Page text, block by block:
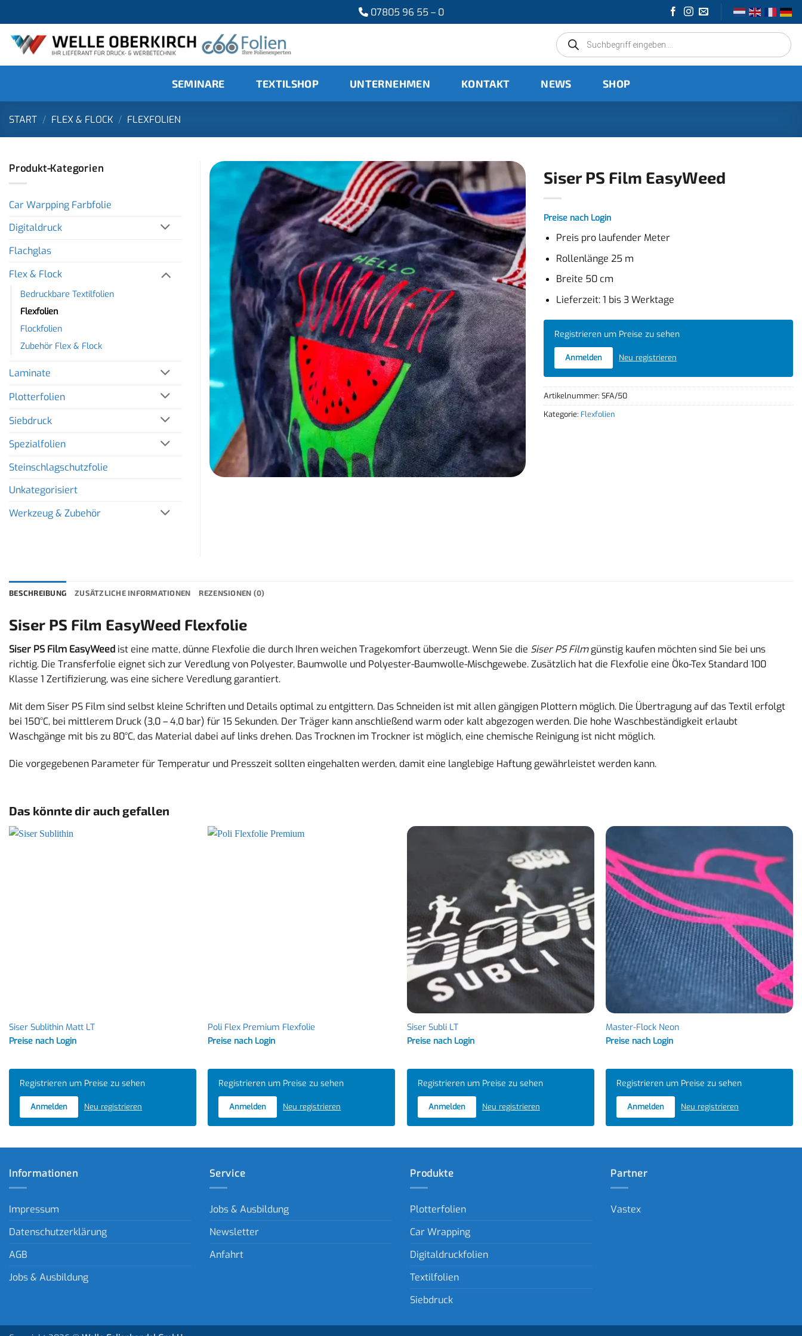
Inhalt
springen
07805 96 55 – 0
Products
search
SEMINARE TEXTILSHOP UNTERNEHMEN KONTAKT NEWS SHOP
START / FLEX & FLOCK / FLEXFOLIEN
Siser PS Film EasyWeed
Preise nach Login
Preis pro laufender Meter
Rollenlänge 25 m
Breite 50 cm
Lieferzeit: 1 bis 3 Werktage
Registrieren um Preise zu sehen
Anmelden Neu registrieren
Artikelnummer: SFA/50
Kategorie: Flexfolien
Produkt-Kategorien
Car Warpping Farbfolie
Digitaldruck
Flachglas
Flex & Flock
Bedruckbare Textilfolien
Flexfolien
Flockfolien
Zubehör Flex & Flock
Laminate
Plotterfolien
Siebdruck
Spezialfolien
Steinschlagschutzfolie
Unkategorisiert
Werkzeug & Zubehör
BESCHREIBUNG ZUSÄTZLICHE INFORMATIONEN REZENSIONEN (0)
Siser PS Film EasyWeed Flexfolie
Siser PS Film EasyWeed ist eine matte, dünne Flexfolie die durch Ihren weichen Tragekomfort überzeugt. Wenn Sie die Siser PS Filmgünstig kaufen möchten sind Sie bei uns
richtig. Die Transferfolie eignet sich zur Veredlung von Polyester, Baumwolle und Polyester-Baumwolle-Mischgewebe. Zusätzlich hat die Flexfolie eine Öko-Tex Standard 100
Klasse 1 Zertifizierung, was eine sichere Veredlung garantiert.
Mit dem Siser PS Film sind selbst kleine Schriften und Details optimal zu entgittern. Das Schneiden ist mit allen gängigen Plottern möglich. Die Übertragung auf das Textil erfolgt
bei 150°C, bei mittlerem Druck (3,0 – 4,0 bar) für 15 Sekunden. Der Träger kann anschließend warm oder kalt abgezogen werden. Die hohe Waschbeständigkeit erlaubt
Waschgänge mit bis zu 80°C, das Material dabei auf links drehen. Das Trocknen im Trockner ist möglich, eine chemische Reinigung ist nicht möglich.
Die vorgegebenen Parameter für Temperatur und Presszeit sollten eingehalten werden, damit eine langlebige Haftung gewährleistet werden kann.
Das könnte dir auch gefallen
Siser Sublithin Matt LT
Preise nach Login
Registrieren um Preise zu sehen
Anmelden Neu registrieren
Poli Flex Premium Flexfolie
Preise nach Login
Registrieren um Preise zu sehen
Anmelden Neu registrieren
Siser Subli LT
Preise nach Login
Registrieren um Preise zu sehen
Anmelden Neu registrieren
Master-Flock Neon
Preise nach Login
Registrieren um Preise zu sehen
Anmelden Neu registrieren
Informationen
Impressum
Datenschutzerklärung
AGB
Jobs & Ausbildung
Service
Jobs & Ausbildung
Newsletter
Anfahrt
Produkte
Plotterfolien
Car Wrapping
Digitaldruckfolien
Textilfolien
Siebdruck
Partner
Vastex